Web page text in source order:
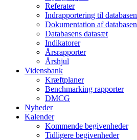
Referater
Indrapportering til databasen
Dokumentation af databasen
Databasens datasæt
Indikatorer
Årsrapporter
Årshjul
Vidensbank
Kræftplaner
Benchmarking rapporter
DMCG
Nyheder
Kalender
Kommende begivenheder
Tidligere begivenheder